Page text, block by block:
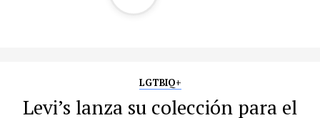
LGTBIQ+
Levi’s lanza su colección para el